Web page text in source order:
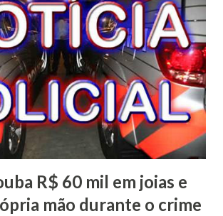
doença de Chaga) e David de Souza. O
Ambiental, Antônio Ferreira dos
os agentes no decorrer do
Givaldo falou que a cidade de
estado de alerta devido alguns casos
nos últimos anos. Disse ainda que
casos, em 2015 oito, em 2016, 12 casos ...
R$ 60 mil em joias e
mão durante o crime